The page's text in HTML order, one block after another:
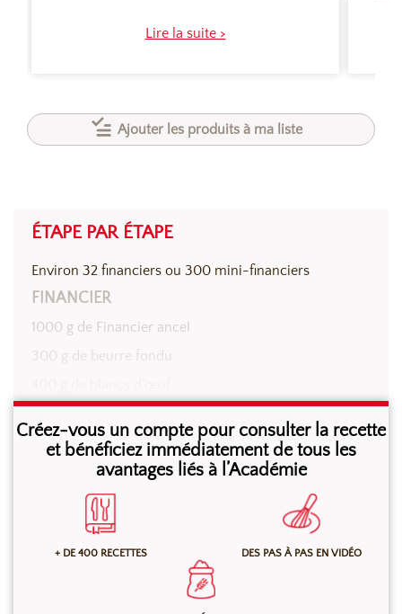
Lire la suite >
Ajouter les produits à ma liste
ÉTAPE PAR ÉTAPE
Environ 32 financiers ou 300 mini-financiers
FINANCIER
1000 g de Financier ancel
300 g de beurre fondu
Mélanger tous les ingrédients au batteur, à vitesse
lente, jusqu’à obtention d’une masse homogène.
Créez-vous un compte pour consulter la recette
et bénéficiez immédiatement de tous les
avantages liés à l’Académie
+ DE 400 RECETTES DES PAS À PAS EN VIDÉO